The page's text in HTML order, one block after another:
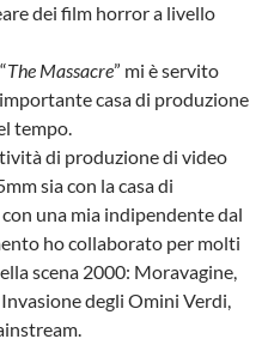
dei film horror a livello
The Massacre” mi è servito
casa di produzione
tempo.
di produzione di video
sia con la casa di
una mia indipendente dal
ho collaborato per molti
scena 2000: Moravagine,
degli Omini Verdi,